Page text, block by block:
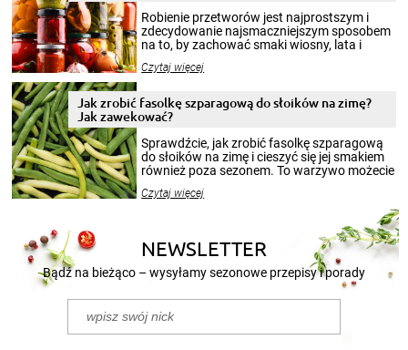
Robienie przetworów jest najprostszym i
zdecydowanie najsmaczniejszym sposobem
na to, by zachować smaki wiosny, lata i
krajobrazów, by cieszyć nimi oko w sezonie
pełni poczuć atmosferę cieplejszych
miesięcy. Przygotowanie słoików ze
smakowitą zawartością musi obejmować
patenty, które pozwolą zachować świeżość
przetworów.
Czytaj więcej
Jak zrobić fasolkę szparagową do słoików na zimę?
Jak zawekować?
Sprawdźcie, jak zrobić fasolkę szparagową
do słoików na zimę i cieszyć się jej smakiem
również poza sezonem. To warzywo możecie
nasze propozycje!
Czytaj więcej
NEWSLETTER
Bądź na bieżąco – wysyłamy sezonowe przepisy i porady